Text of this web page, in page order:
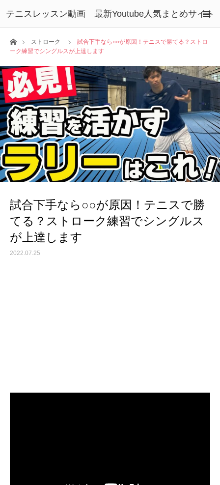
テニスレッスン動画 最新Youtube人気まとめサイト
ホームストローク
試合下手なら○○が原因！テニスで勝てる？ストロ
ーク練習でシングルスが上達します
試合下手なら○○が原因！テニスで勝
てる？ストローク練習でシングルス
が上達します
2022.07.25